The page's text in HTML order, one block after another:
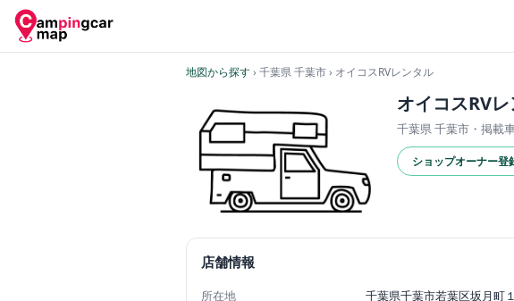
地図から探す› 千葉県 千葉市› オイコスRVレンタル
オイコスRV
千葉県 千葉市・掲載
ショップオーナー登
店舗情報
所在地
千葉県千葉市若葉区坂月町